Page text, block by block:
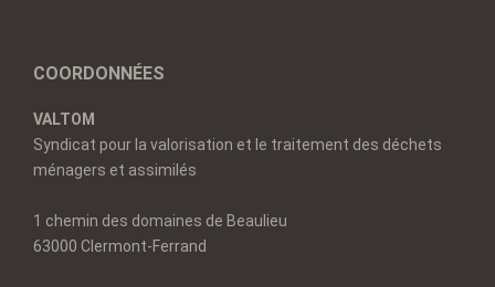
COORDONNÉES
VALTOM
Syndicat pour la valorisation et le traitement des déchets
ménagers et assimilés
1 chemin des domaines de Beaulieu
63000 Clermont-Ferrand